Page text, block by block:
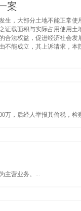
案
生，大部分土地不能正常
证载面积与实际占用使用
合法权益，促进经济社会
能成立，其上诉请求，
万，后经人举报其偷税，
主营业务。...